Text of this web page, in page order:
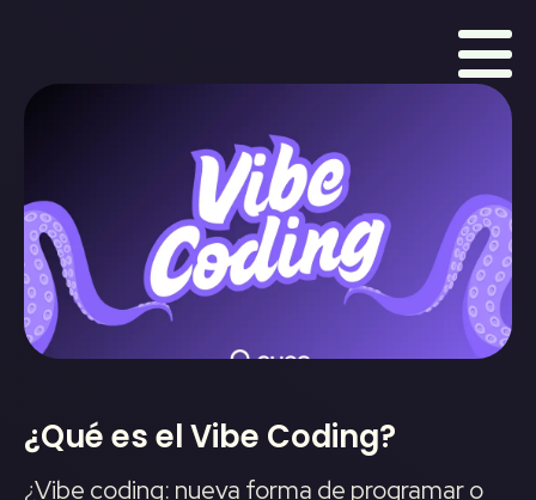
¿Qué es el Vibe Coding?
¿Vibe coding: nueva forma de programar o